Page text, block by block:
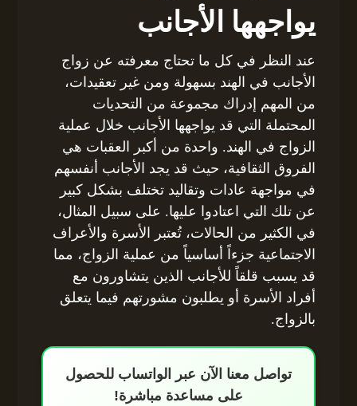
يواجهها الأجانب
عند النظر في كل ما تحتاج معرفته عن زواج
الأجانب في الهند بسهولة ومن غير تعقيدات،
من المهم إدراك مجموعة من التحديات
المحتملة التي قد يواجهها الأجانب خلال عملية
الزواج في الهند. واحدة من أكبر العقبات هي
الفروق الثقافية، حيث قد يجد الأجانب أنفسهم
في مواجهة عادات وتقاليد تختلف بشكل كبير
عن تلك التي اعتادوا عليها. على سبيل المثال،
في الكثير من الحالات، تُعتبر الأسرة والأعراف
الاجتماعية جزءاً أساسياً من عملية الزواج، مما
قد يسبب قلقاً للأجانب الذين يتشاورون مع
أفراد الأسرة أو يطلبون مشورتهم فيما يتعلق
بالزواج.
تواصل معنا الآن عبر الواتساب للحصول
على مساعدة مباشرة!